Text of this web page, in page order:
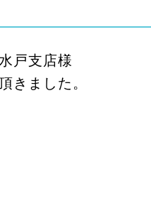
戸支店様
ました。